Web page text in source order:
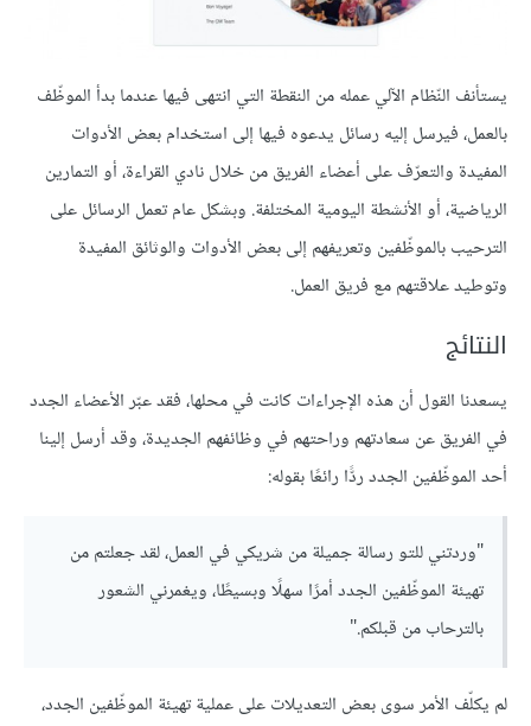
يستأنف النّظام الآلي عمله من النقطة التي انتهى فيها عندما بدأ الموظّف
بالعمل، فيرسل إليه رسائل يدعوه فيها إلى استخدام بعض الأدوات
المفيدة والتعرّف على أعضاء الفريق من خلال نادي القراءة، أو التمارين
الرياضية، أو الأنشطة اليومية المختلفة. وبشكل عام تعمل الرسائل على
الترحيب بالموظّفين وتعريفهم إلى بعض الأدوات والوثائق المفيدة
وتوطيد علاقتهم مع فريق العمل.
النتائج
يسعدنا القول أن هذه الإجراءات كانت في محلها، فقد عبّر الأعضاء الجدد
في الفريق عن سعادتهم وراحتهم في وظائفهم الجديدة، وقد أرسل إلينا
أحد الموظّفين الجدد ردًّا رائعًا بقوله:
"وردتني للتو رسالة جميلة من شريكي في العمل، لقد جعلتم من
تهيئة الموظّفين الجدد أمرًا سهلًا وبسيطًا، ويغمرني الشعور
بالترحاب من قبلكم."
لم يكلّف الأمر سوى بعض التعديلات على عملية تهيئة الموظّفين الجدد،